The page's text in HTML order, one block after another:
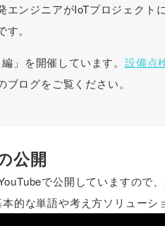
エンジニアがIoTプロジェク
。
」を開催しています。 設備点
ブログをご覧ください。
公開
で公開していますので
的な単語や考え方ソリュー